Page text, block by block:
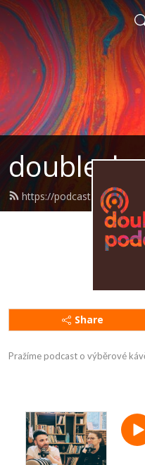
https://
Share
Pražíme podcast o výběrové